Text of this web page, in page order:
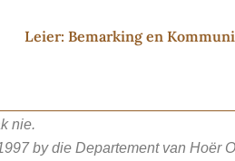
Leier: Bemarking en
nie.
by die Departement van Hoër